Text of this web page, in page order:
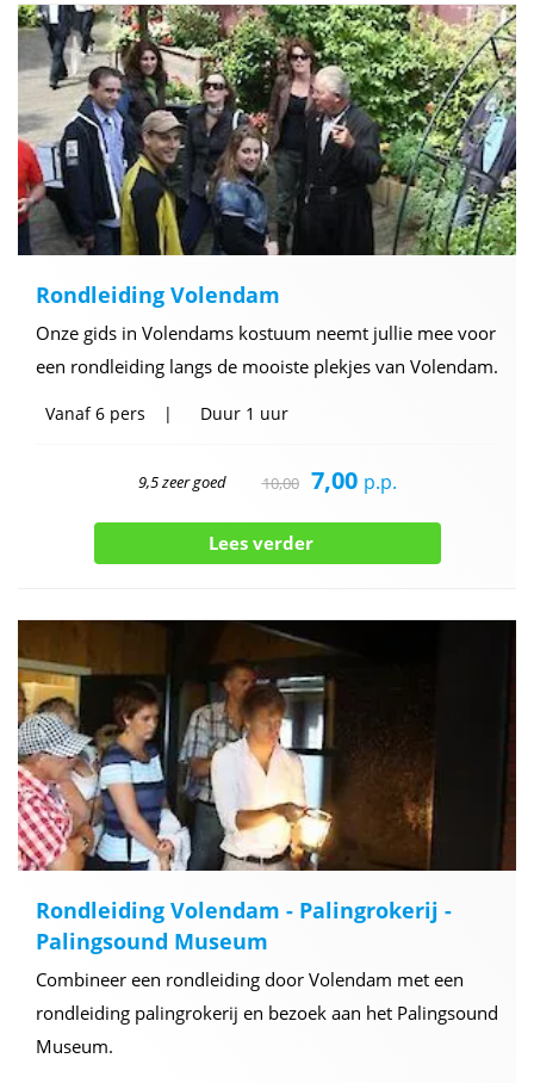
Rondleiding Volendam
Onze gids in Volendams kostuum neemt jullie mee voor
een rondleiding langs de mooiste plekjes van Volendam.
Vanaf6 pers Duur 1 uur
9,5 zeer goed 10,00 7,00 p.p.
Lees verder
Rondleiding Volendam - Palingrokerij -
Palingsound Museum
Combineer een rondleiding door Volendam met een
rondleiding palingrokerij en bezoek aan het Palingsound
Museum.